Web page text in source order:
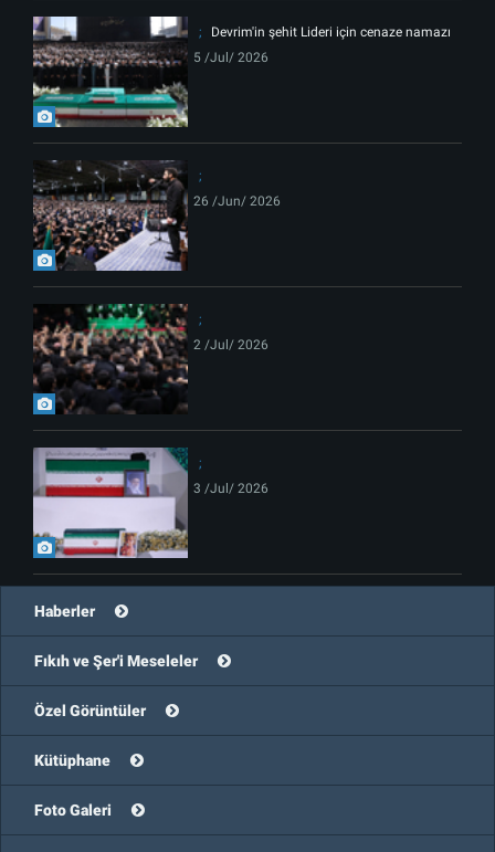
Devrim'in şehit Lideri için cenaze namazı
5 /Jul/ 2026
26 /Jun/ 2026
2 /Jul/ 2026
3 /Jul/ 2026
Haberler
Fıkıh ve Şer'i Meseleler
Özel Görüntüler
Kütüphane
Foto Galeri